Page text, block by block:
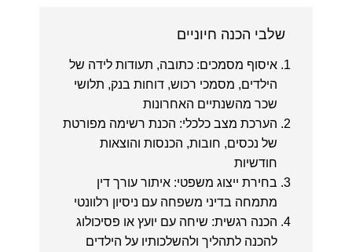
שלבי הכנה חיוניים
איסוף מסמכים: כתובה, תעודות לידה של
הילדים, מסמכי רכוש, דוחות בנק, תלושי
שכר מהשנתיים האחרונות
הערכת מצב כלכלי: הכנת רשימה מפורטת
של נכסים, חובות, הכנסות והוצאות
חודשיות
בחירת ייצוג משפטי: איתור עורך דין
מתמחה בדיני משפחה עם ניסיון רלוונטי
הכנה רגשית: שיחה עם יועץ או פסיכולוג
להכנה לתהליך ולהשלכותיו על הילדים